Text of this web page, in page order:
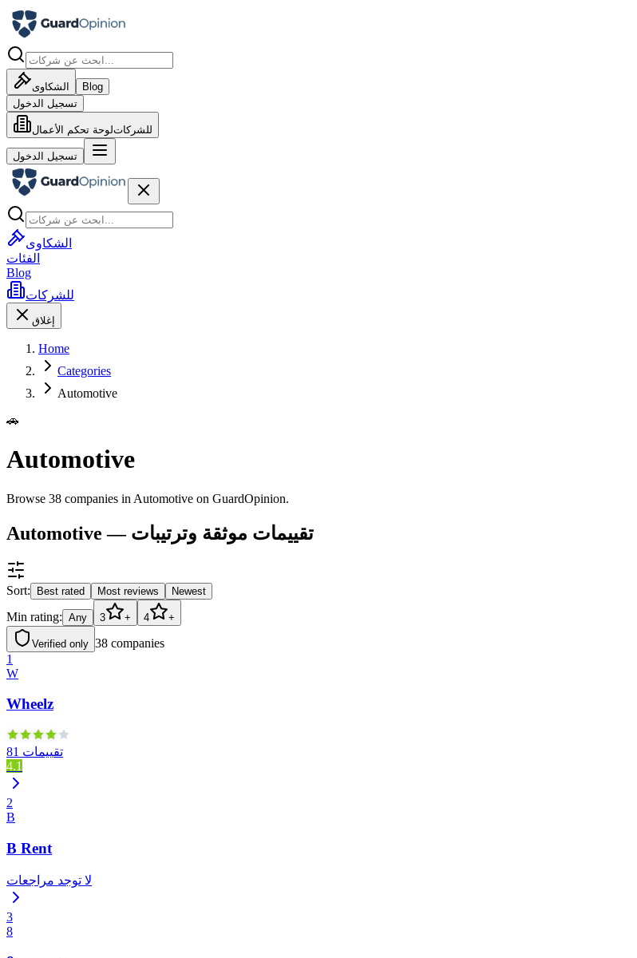
الشكاوى
Blog
تسجيل الدخول
للشركاتلوحة تحكم الأعمال
تسجيل الدخول
الشكاوى
الفئات
Blog
للشركات
إغلاق
Home
Categories
Automotive
🚗
Automotive
Browse 38 companies in Automotive on GuardOpinion.
Automotive — تقييمات موثقة وترتيبات
Sort: Best rated Most reviews Newest
Min rating: Any 3 + 4 +
Verified only 38 companies
1
W
Wheelz
81 تقييمات
4.1
2
B
B Rent
لا توجد مراجعات
3
8